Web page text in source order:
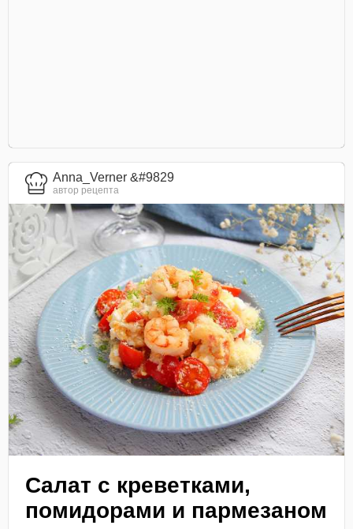
Anna_Verner &#9829
автор рецепта
Салат с креветками,
помидорами и пармезаном